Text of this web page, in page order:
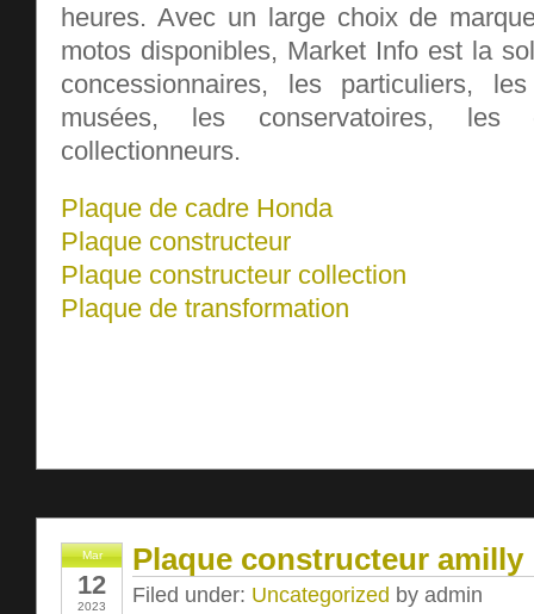
heures. Avec un large choix de
motos disponibles, Market Info est la
concessionnaires, les particuliers,
musées, les conservatoires,
collectionneurs.
Plaque de cadre Honda
Plaque constructeur
Plaque constructeur collection
Plaque de transformation
Mar
12
2023
Plaque constructeur amilly
Filed under: Uncategorized by admin